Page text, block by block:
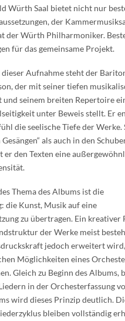
Würth Saal bietet nicht nur
der
der Würth Philharmoniker.
für das gemeinsame Projekt.
Aufnahme steht der
der mit seiner tiefen
seinem breiten Repertoire
unter Beweis stellt. Er
die seelische Tiefe der Werke.
als auch in den
er den Texten eine
Thema des Albums ist die
die Kunst, Musik auf eine
zu übertragen. Ein kreativer
der Werke meist
jedoch erweitert
Möglichkeiten eines
Gleich zu Beginn des Albums,
in der Orchesterfassung
wird dieses Prinzip deutlich.
bleiben vollständig